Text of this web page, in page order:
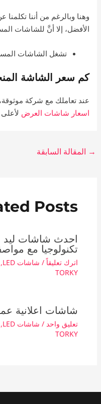
وهنا وبالرغم من أننا
الأفضل، إلا أنَّ للشاشات
تشغل الشاشات
كم سعر الشاشة
عند تعاملك مع شركة
اسعار شاشات العرض
→ المقالة السابقة
Posts
احدث شاشات ليد
تكنولوجيا مع
اترك تعليقاً / شاشات LED ,
TORKY
شاشات اعلانية
تعليق واحد / شاشات LED ,
TORKY